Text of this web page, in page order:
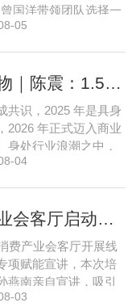
国洋带领团队选择一
端侧轻量化大模型，
的工程思维，走出国
的全模态
05
共识，2025 年是具身
2026 年正式迈入商业
身处行业浪潮之中，
CEO 陈震表示，当前
智能自创立之初便坚
纵观当前具
04
费产业会客厅开展线
项赋能宣讲，本次培
燕南亲自宣讲，吸引
、北京、天津、常
03